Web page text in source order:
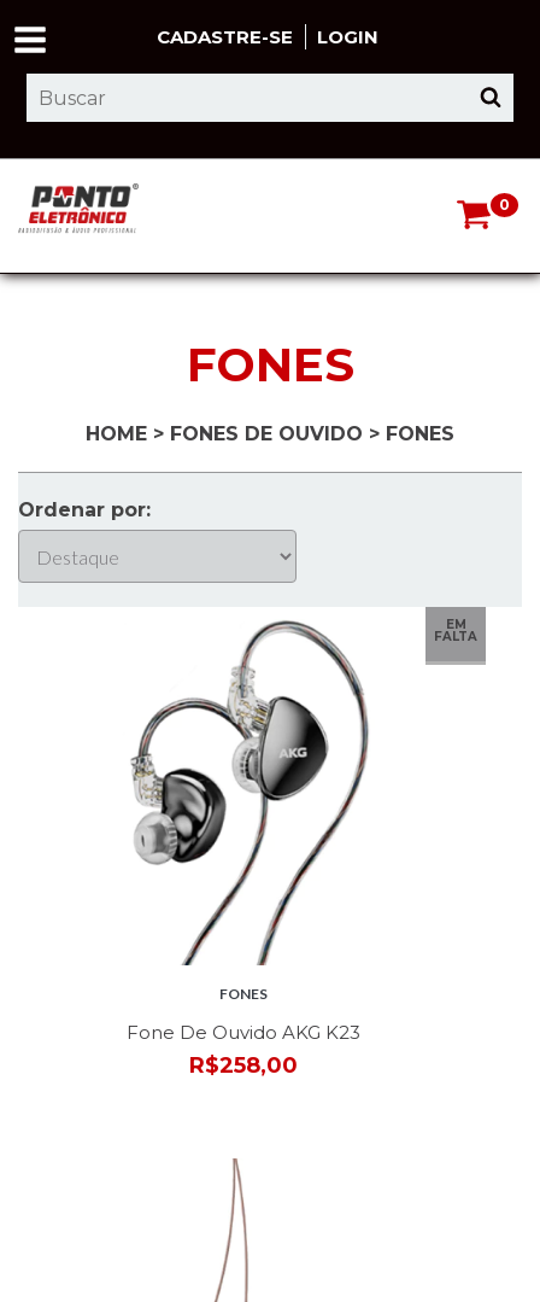
CADASTRE-SE LOGIN
0
FONES
HOME > FONES DE OUVIDO > FONES
Ordenar por:
EM
FALTA
FONES
Fone De Ouvido AKG K23
R$258,00